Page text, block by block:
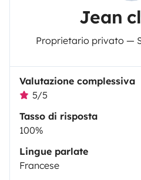
Jean
Proprietario privato —
Valutazione complessiva
5/5
Tasso di risposta
100%
Lingue parlate
Francese